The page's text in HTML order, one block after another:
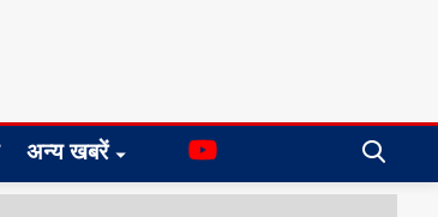
अन्य खबरें